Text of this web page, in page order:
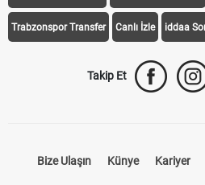
Trabzonspor Transfer Canlı İzle iddaa
Takip Et
Bize Ulaşın Künye Kariyer